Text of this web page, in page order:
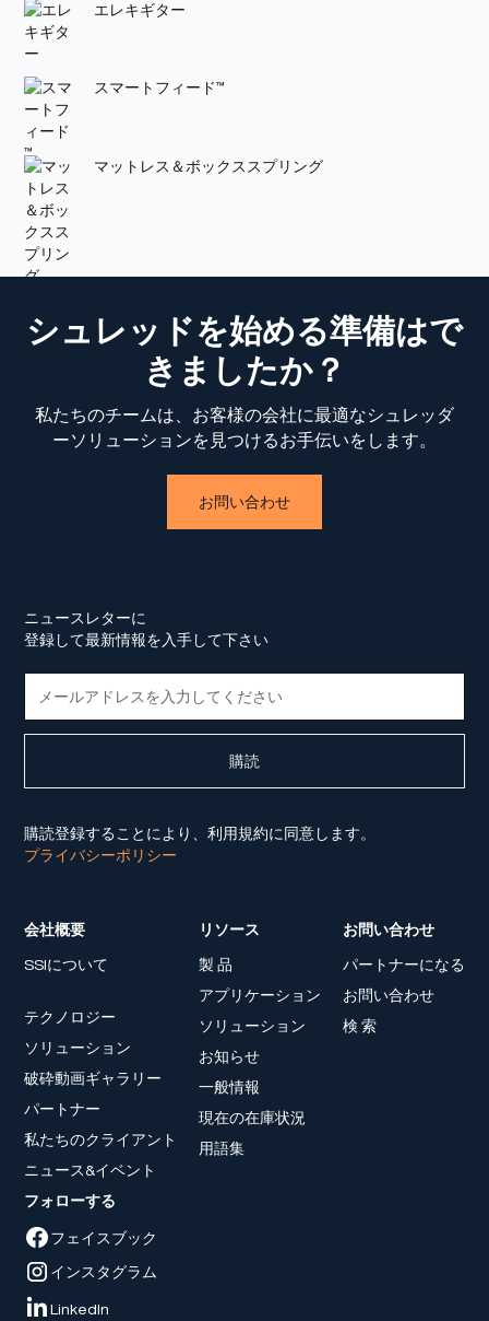
エレキギター
スマートフィード™
マットレス＆ボックススプリング
シュレッドを始める準備はで
きましたか？
私たちのチームは、お客様の会社に最適なシュレッダ
ーソリューションを見つけるお手伝いをします。
お問い合わせ
ニュースレターに
登録して最新情報を入手して下さい
購読登録することにより、利用規約に同意します。
プライバシーポリシー
会社概要
SSIについて
テクノロジー
ソリューション
破砕動画ギャラリー
パートナー
私たちのクライアント
ニュース&イベント
リソース
製 品
アプリケーション
ソリューション
お知らせ
一般情報
現在の在庫状況
用語集
お問い合わせ
パートナーになる
お問い合わせ
検 索
フォローする
フェイスブック
インスタグラム
LinkedIn